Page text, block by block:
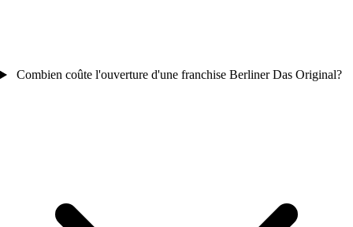
Combien coûte l'ouverture d'une franchise Berliner Das Original?